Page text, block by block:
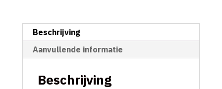
Beschrijving
Aanvullende informatie
Beschrijving